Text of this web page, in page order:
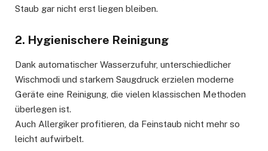
Staub gar nicht erst liegen bleiben.
2. Hygienischere Reinigung
Dank automatischer Wasserzufuhr, unterschiedlicher
Wischmodi und starkem Saugdruck erzielen moderne
Geräte eine Reinigung, die vielen klassischen Methoden
überlegen ist.
Auch Allergiker profitieren, da Feinstaub nicht mehr so
leicht aufwirbelt.